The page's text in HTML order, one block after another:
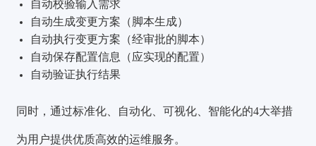
自动校验输入需求
自动生成变更方案（脚本生成）
自动执行变更方案（经审批的脚本）
自动保存配置信息（应实现的配置）
自动验证执行结果
同时，通过标准化、自动化、可视化、智能化的4大举措
为用户提供优质高效的运维服务。